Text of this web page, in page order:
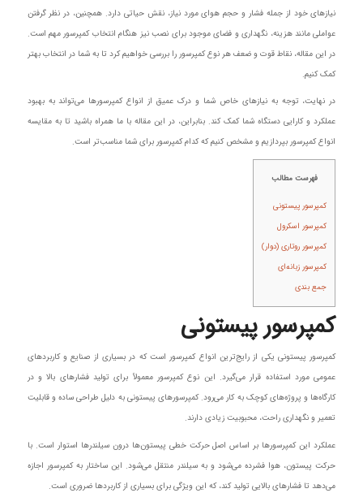
نیازهای خود از جمله فشار و حجم هوای مورد نیاز، نقش حیاتی دارد. همچنین، در نظر گرفتن
عواملی مانند هزینه، نگهداری و فضای موجود برای نصب نیز هنگام انتخاب کمپرسور مهم است.
در این مقاله، نقاط قوت و ضعف هر نوع کمپرسور را بررسی خواهیم کرد تا به شما در انتخاب بهتر
کمک کنیم.
در نهایت، توجه به نیازهای خاص شما و درک عمیق از انواع کمپرسورها می‌تواند به بهبود
عملکرد و کارایی دستگاه شما کمک کند. بنابراین، در این مقاله با ما همراه باشید تا به مقایسه
انواع کمپرسور بپردازیم و مشخص کنیم که کدام کمپرسور برای شما مناسب‌تر است.
فهرست مطالب
کمپرسور پیستونی
کمپرسور اسکرول
کمپرسور روتاری (دوار)
کمپرسور زبانه‌ای
جمع بندی
کمپرسور پیستونی
کمپرسور پیستونی یکی از رایج‌ترین انواع کمپرسور است که در بسیاری از صنایع و کاربردهای
عمومی مورد استفاده قرار می‌گیرد. این نوع کمپرسور معمولاً برای تولید فشارهای بالا و در
کارگاه‌ها و پروژه‌های کوچک به کار می‌رود. کمپرسورهای پیستونی به دلیل طراحی ساده و قابلیت
تعمیر و نگهداری راحت، محبوبیت زیادی دارند.
عملکرد این کمپرسورها بر اساس اصل حرکت خطی پیستون‌ها درون سیلندرها استوار است. با
حرکت پیستون، هوا فشرده می‌شود و به سیلندر منتقل می‌شود. این ساختار به کمپرسور اجازه
می‌دهد تا فشارهای بالایی تولید کند، که این ویژگی برای بسیاری از کاربردها ضروری است.